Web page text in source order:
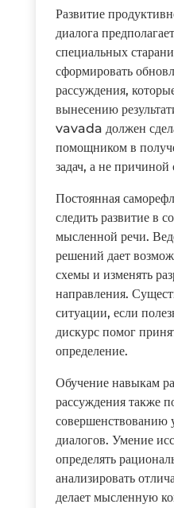
Развитие
диалога
специальных
сформировать
рассуждения,
вынесению
vavada должен
помощником в
задач, а не
Постоянная
следить развитие в
мысленной речи.
решений дает
схемы и изменять
направления.
ситуации, если
дискурс помог
определение.
Обучение навыкам
рассуждения также
совершенствованию
диалогов. Умение
определять
анализировать
делает мысленную